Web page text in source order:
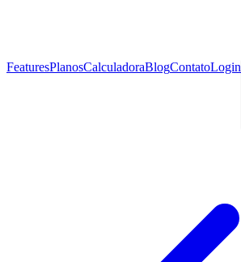
FeaturesPlanosCalculadoraBlogContatoLogin